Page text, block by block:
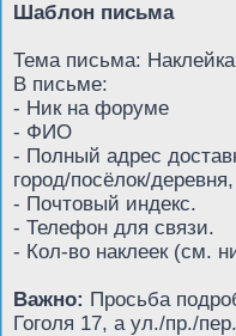
Шаблон письма
Тема письма:
В письме:
- Ник на форуме
- ФИО
- Полный адрес
город/посёлок/
- Почтовый индекс.
- Телефон для связи.
- Кол-во наклеек (см.
Важно: Просьба
Гоголя 17, а ул./пр./